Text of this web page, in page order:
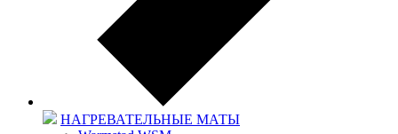
НАГРЕВАТЕЛЬНЫЕ МАТЫ